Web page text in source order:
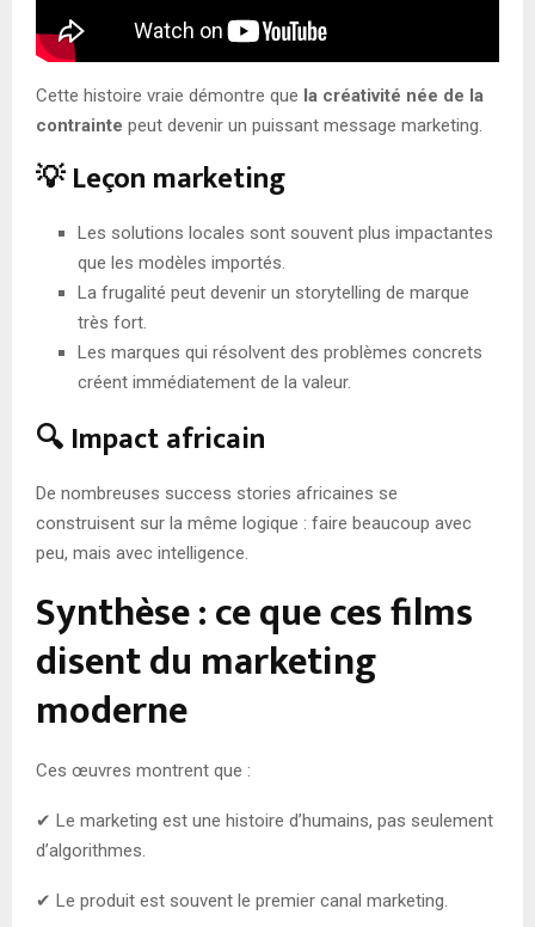
Cette histoire vraie démontre que la créativité née de la
contrainte peut devenir un puissant message marketing.
💡 Leçon marketing
Les solutions locales sont souvent plus impactantes
que les modèles importés.
La frugalité peut devenir un storytelling de marque
très fort.
Les marques qui résolvent des problèmes concrets
créent immédiatement de la valeur.
🔍 Impact africain
De nombreuses success stories africaines se
construisent sur la même logique : faire beaucoup avec
peu, mais avec intelligence.
Synthèse : ce que ces films
disent du marketing
moderne
Ces œuvres montrent que :
✔ Le marketing est une histoire d’humains, pas seulement
d’algorithmes.
✔ Le produit est souvent le premier canal marketing.